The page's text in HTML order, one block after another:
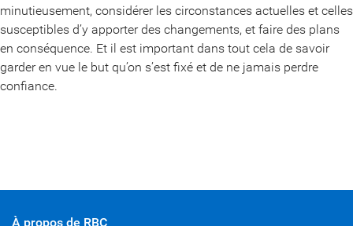
minutieusement, considérer les circonstances actuelles et celles
susceptibles d’y apporter des changements, et faire des plans
en conséquence. Et il est important dans tout cela de savoir
garder en vue le but qu’on s’est fixé et de ne jamais perdre
confiance.
À propos de RBC